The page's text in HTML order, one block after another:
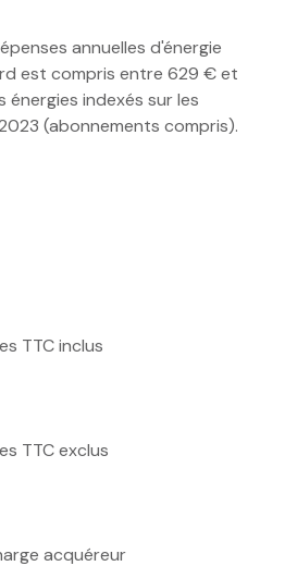
annuelles d'énergie
est compris entre 629 € et
énergies indexés sur les
(abonnements compris).
TTC inclus
TTC exclus
acquéreur